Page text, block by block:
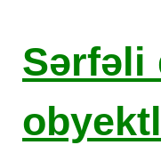
Sərfəli